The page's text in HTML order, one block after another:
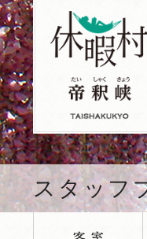
スタッフ